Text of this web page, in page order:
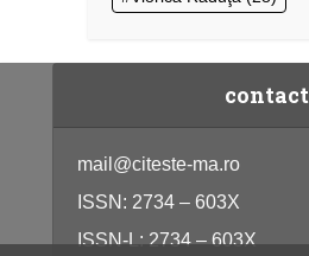
contact
mail@citeste-ma.ro
ISSN: 2734 – 603X
ISSN-L: 2734 – 603X